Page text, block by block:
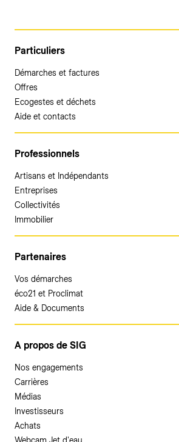
Particuliers
Démarches et factures
Offres
Ecogestes et déchets
Aide et contacts
Professionnels
Artisans et Indépendants
Entreprises
Collectivités
Immobilier
Partenaires
Vos démarches
éco21 et Proclimat
Aide & Documents
A propos de SIG
Nos engagements
Carrières
Médias
Investisseurs
Achats